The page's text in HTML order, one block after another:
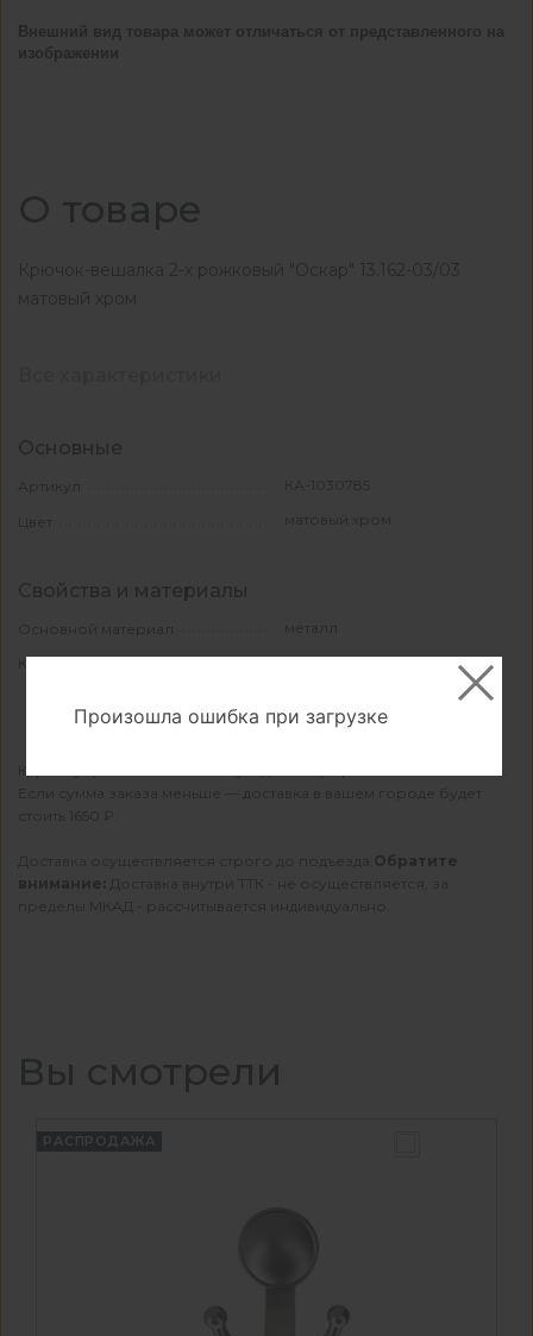
Внешний вид товара может отличаться от представленного на
изображении
О товаре
Крючок-вешалка 2-х рожковый "Оскар" 13.162-03/03
матовый хром
Основные
Артикул КА-1030785
Цвет матовый хром
Свойства и материалы
Основной материал металл
Количество в упаковке 30
КДМ осуществляет бесплатную доставку при заказе от 22000 ₽.
Если сумма заказа меньше — доставка в вашем городе будет
стоить 1650 ₽.
Доставка осуществляется строго до подъезда. Обратите
внимание: Доставка внутри ТТК - не осуществляется, за
пределы МКАД - рассчитывается индивидуально.
Вы смотрели
РАСПРОДАЖА
Произошла ошибка при загрузке